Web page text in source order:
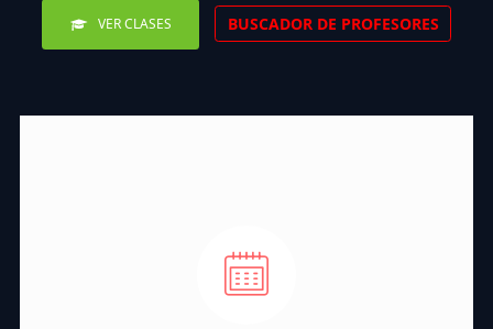
VER CLASES BUSCADOR DE PROFESORES